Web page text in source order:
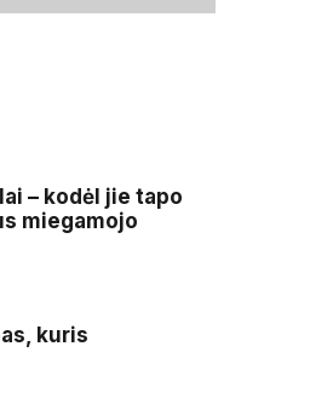
– kodėl jie tapo
miegamojo
kuris